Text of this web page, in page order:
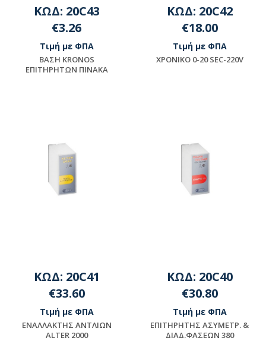
ΚΩΔ: 20C43
€3.26
Τιμή με ΦΠΑ
BAΣH KRONOS
EΠITHPHTΩN ΠINAKA
ΚΩΔ: 20C42
€18.00
Τιμή με ΦΠΑ
XPONIKO 0-20 SEC-220V
ΚΩΔ: 20C41
€33.60
Τιμή με ΦΠΑ
ENAΛΛAKTHΣ ANTΛIΩN
ALTER 2000
ΚΩΔ: 20C40
€30.80
Τιμή με ΦΠΑ
EΠITHPHTHΣ AΣYMETP. &
ΔIAΔ.ΦAΣEΩN 380